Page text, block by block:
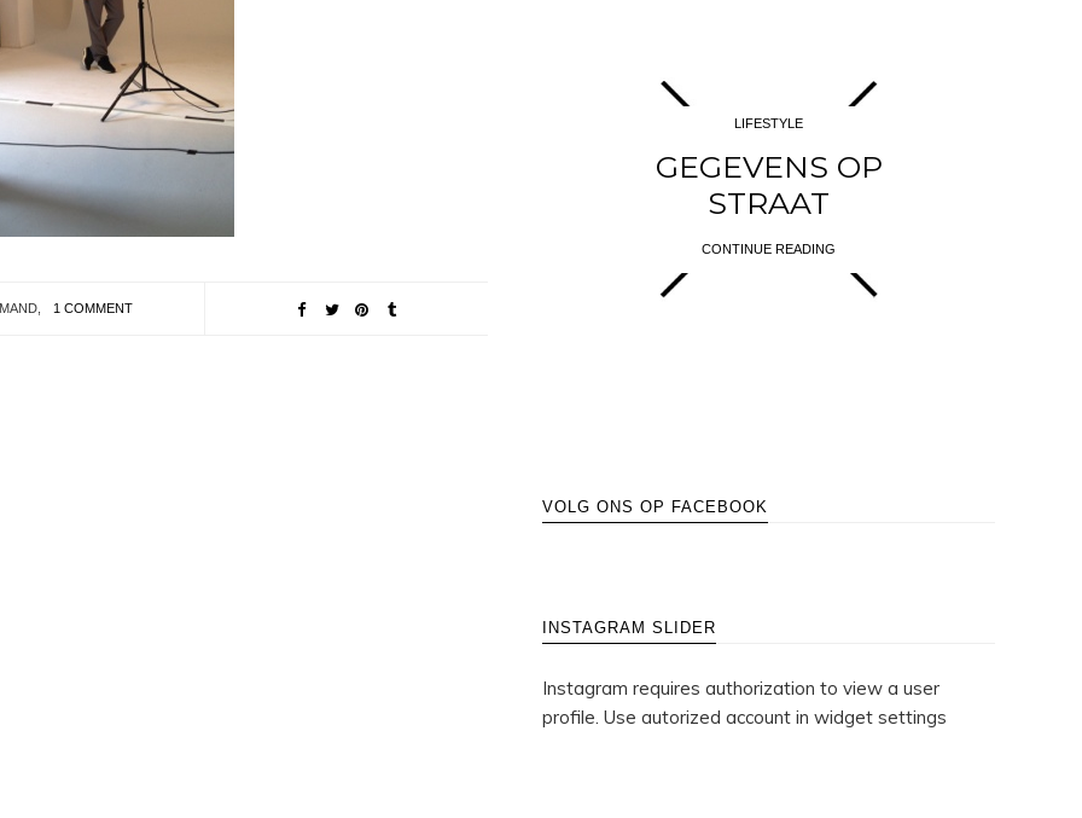
1 COMMENT
GEEN ‘BLACK
LIFESTYLE
GEGEVENS OP
STRAAT
CONTINUE READING
VOLG ONS OP FACEBOOK
INSTAGRAM SLIDER
Instagram requires authorization to view a user
profile. Use autorized account in widget settings